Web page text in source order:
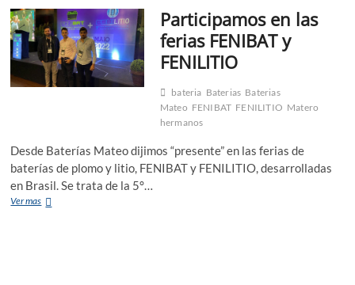
Participamos en las
ferias FENIBAT y
FENILITIO
bateria Baterias Baterias
Mateo FENIBAT FENILITIO Matero
hermanos
Desde Baterías Mateo dijimos “presente” en las ferias de
baterías de plomo y litio, FENIBAT y FENILITIO, desarrolladas
en Brasil. Se trata de la 5°…
Ver masParticipamos